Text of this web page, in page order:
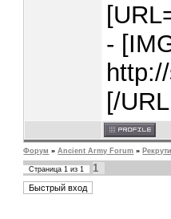
-
[/
Форум » Ancient Army Forum »
Страница1 из1 1